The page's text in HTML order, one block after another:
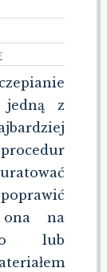
jedną z
ona na
lub
↺Resetuj wszystkie